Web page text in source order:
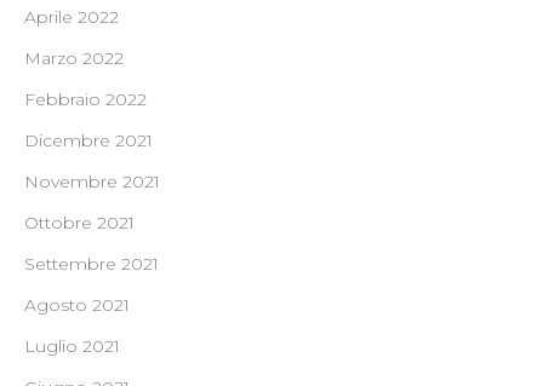
Aprile 2022
Marzo 2022
Febbraio 2022
Dicembre 2021
Novembre 2021
Ottobre 2021
Settembre 2021
Agosto 2021
Luglio 2021